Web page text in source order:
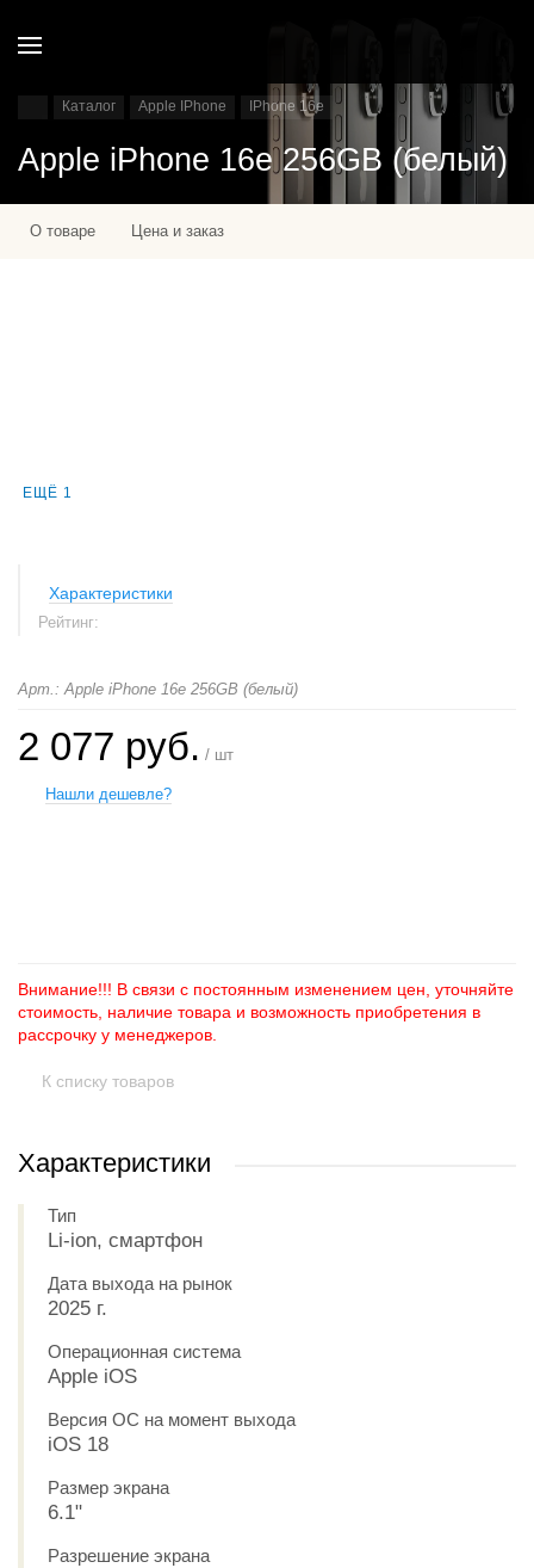
Каталог Apple IPhone IPhone 16e
Apple iPhone 16e 256GB (белый)
О товаре Цена и заказ
ЕЩЁ 1
Характеристики
Рейтинг:
Арт.: Apple iPhone 16e 256GB (белый)
2 077 руб. / шт
Нашли дешевле?
Внимание!!! В связи с постоянным изменением цен, уточняйте
стоимость, наличие товара и возможность приобретения в
рассрочку у менеджеров.
К списку товаров
Характеристики
Тип
Li-ion, смартфон
Дата выхода на рынок
2025 г.
Операционная система
Apple iOS
Версия ОС на момент выхода
iOS 18
Размер экрана
6.1"
Разрешение экрана